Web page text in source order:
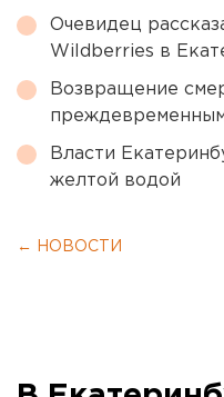
Очевидец
Wildberries в
Возвращение
Власти
желтой водой
← НОВОСТИ